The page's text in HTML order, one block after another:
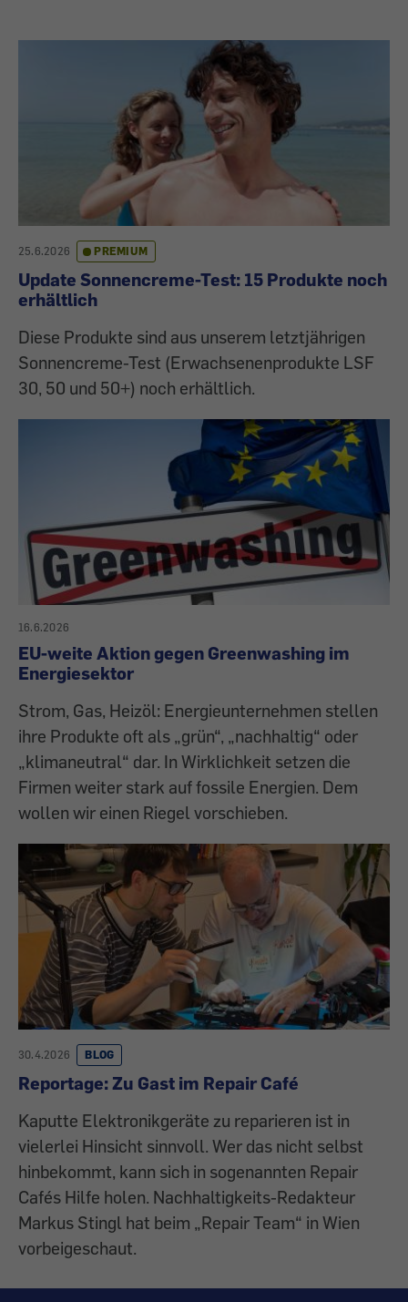
25.6.2026 PREMIUM
Update Sonnencreme-Test: 15 Produkte noch
erhältlich
Diese Produkte sind aus unserem letztjährigen
Sonnencreme-Test (Erwachsenenprodukte LSF
30, 50 und 50+) noch erhältlich.
16.6.2026
EU-weite Aktion gegen Greenwashing im
Energiesektor
Strom, Gas, Heizöl: Energieunternehmen stellen
ihre Produkte oft als „grün“, „nachhaltig“ oder
„klimaneutral“ dar. In Wirklichkeit setzen die
Firmen weiter stark auf fossile Energien. Dem
wollen wir einen Riegel vorschieben.
30.4.2026 BLOG
Reportage: Zu Gast im Repair Café
Kaputte Elektronikgeräte zu reparieren ist in
vielerlei Hinsicht sinnvoll. Wer das nicht selbst
hinbekommt, kann sich in sogenannten Repair
Cafés Hilfe holen. Nachhaltigkeits-Redakteur
Markus Stingl hat beim „Repair Team“ in Wien
vorbeigeschaut.